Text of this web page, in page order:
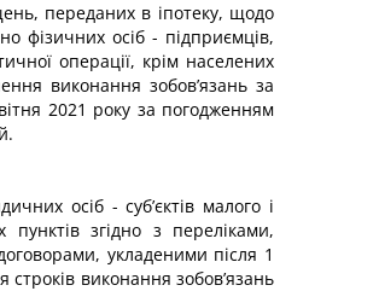
переданих в іпотеку, щодо
фізичних осіб - підприємців,
операції, крім населених
виконання зобов’язань за
2021 року за погодженням
осіб - суб’єктів малого і
згідно з переліками,
укладеними після 1
виконання зобов’язань